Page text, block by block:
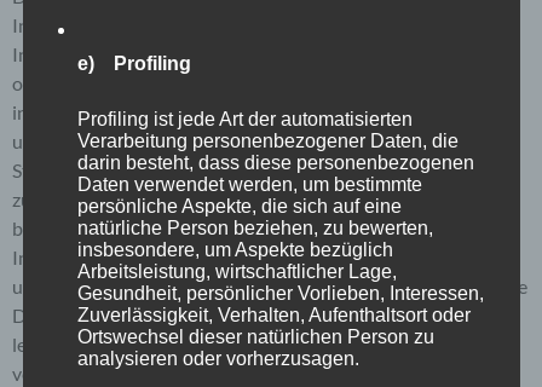
Inhalte unserer Internetseite korrekt auszuliefern, (2) die
Inhalte unserer Internetseite sowie die Werbung für diese zu
optimieren, (3) die dauerhafte Funktionsfähigkeit unserer
informationstechnologischen Systeme und der Technik
unserer Internetseite zu gewährleisten sowie (4) um
Strafverfolgungsbehörden im Falle eines Cyberangriffes die
zur Strafverfolgung notwendigen Informationen
bereitzustellen. Diese anonym erhobenen Daten und
Informationen werden durch uns daher einerseits statistisch
und ferner mit dem Ziel ausgewertet, den Datenschutz und die
Datensicherheit in unserem Unternehmen zu erhöhen, um
letztlich ein optimales Schutzniveau für die von uns
verarbeiteten personenbezogenen Daten sicherzustellen. Die
e) Profiling
Profiling ist jede Art der automatisierten
Verarbeitung personenbezogener Daten, die
darin besteht, dass diese personenbezogenen
Daten verwendet werden, um bestimmte
persönliche Aspekte, die sich auf eine
natürliche Person beziehen, zu bewerten,
insbesondere, um Aspekte bezüglich
Arbeitsleistung, wirtschaftlicher Lage,
Gesundheit, persönlicher Vorlieben, Interessen,
Zuverlässigkeit, Verhalten, Aufenthaltsort oder
Ortswechsel dieser natürlichen Person zu
analysieren oder vorherzusagen.